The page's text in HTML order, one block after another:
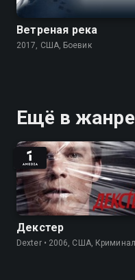
Ветреная река
2017, США, Боевик
Ещё в
Декстер
Dexter • 2006, США, Криминал